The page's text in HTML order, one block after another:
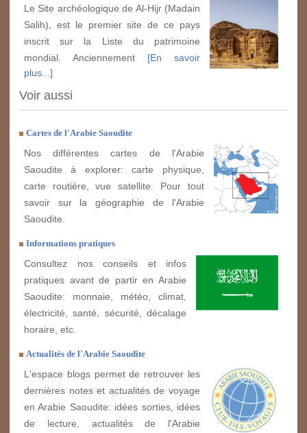
Le Site archéologique de Al-Hijr (Madain
Salih), est le premier site de ce pays
inscrit sur la Liste du patrimoine
mondial. Anciennement [En savoir
plus...]
Voir aussi
Cartes de l'Arabie Saoudite
Nos différentes cartes de l'Arabie
Saoudite à explorer: carte physique,
carte routière, vue satellite. Pour tout
savoir sur la géographie de l'Arabie
Saoudite.
Informations pratiques
Consultez nos conseils et infos
pratiques avant de partir en Arabie
Saoudite: monnaie, météo, climat,
électricité, santé, sécurité, décalage
horaire, etc.
Actualités de l'Arabie Saoudite
L'espace blogs permet de retrouver les
dernières notes et actualités de voyage
en Arabie Saoudite: idées sorties, idées
de lecture, actualités de l'Arabie